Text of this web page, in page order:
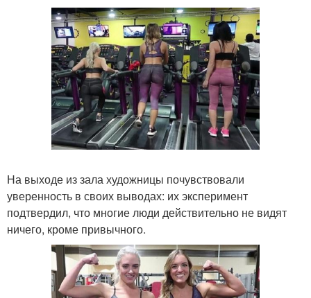
На выходе из зала художницы почувствовали
уверенность в своих выводах: их эксперимент
подтвердил, что многие люди действительно не видят
ничего, кроме привычного.